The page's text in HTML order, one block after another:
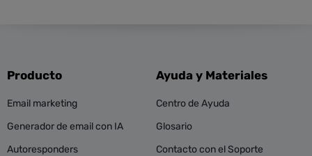
Producto
Email marketing
Generador de email con IA
Autoresponders
Ayuda y Materiales
Centro de Ayuda
Glosario
Contacto con el Soporte